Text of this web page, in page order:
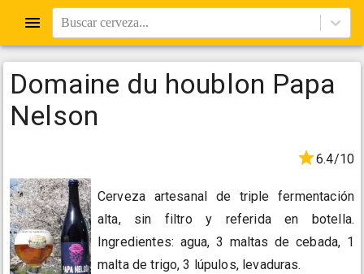
Buscar cerveza...
Domaine du houblon Papa
Nelson
6.4/10
Cerveza artesanal de triple fermentación
alta, sin filtro y referida en botella.
Ingredientes: agua, 3 maltas de cebada, 1
malta de trigo, 3 lúpulos, levaduras.